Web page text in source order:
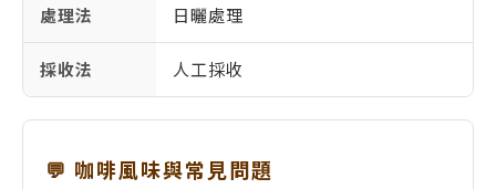
處理法 日曬處理
採收法 人工採收
💬 咖啡風味與常見問題